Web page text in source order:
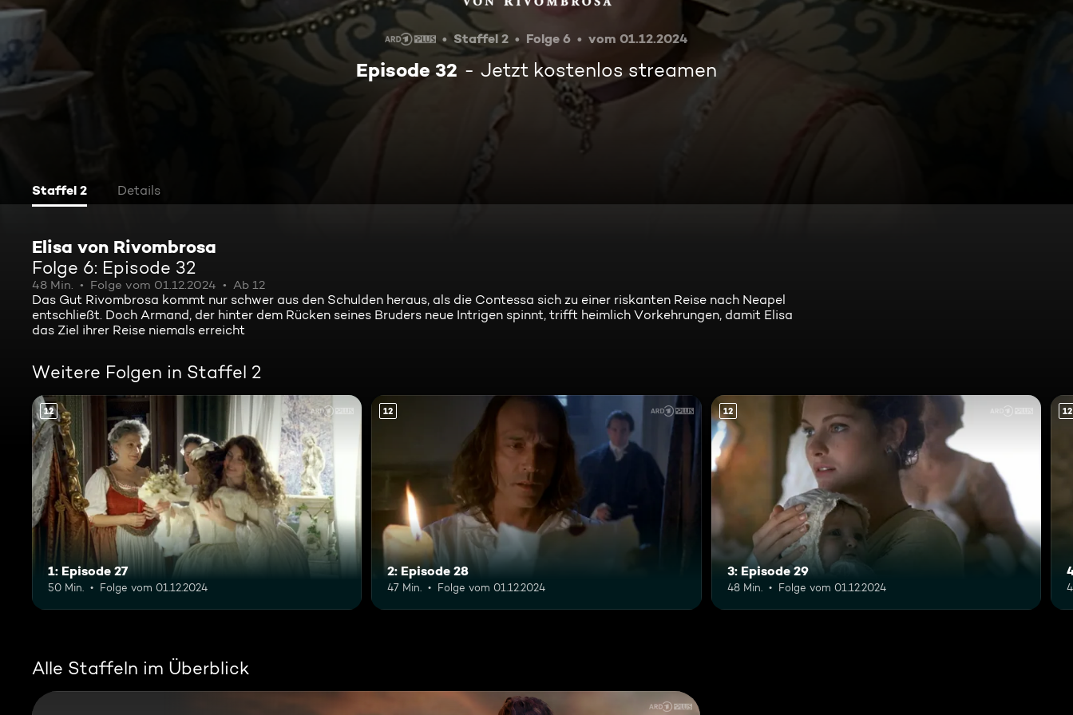
Staffel 2 Folge 6 vom 01.12.2024
Episode 32 Jetzt kostenlos streamen
Staffel 2 Details
Elisa von Rivombrosa
Folge 6: Episode 32
48 Min. Folge vom 01.12.2024 Ab 12
Das Gut Rivombrosa kommt nur schwer aus den Schulden heraus, als die Contessa sich zu einer riskanten Reise nach Neapel
entschließt. Doch Armand, der hinter dem Rücken seines Bruders neue Intrigen spinnt, trifft heimlich Vorkehrungen, damit Elisa
das Ziel ihrer Reise niemals erreicht
Weitere Folgen in Staffel 2
12
1: Episode 27
50 Min. Folge vom 01.12.2024
12
2: Episode 28
47 Min. Folge vom 01.12.2024
12
3: Episode 29
48 Min. Folge vom 01.12.2024
12
Alle Staffeln im Überblick